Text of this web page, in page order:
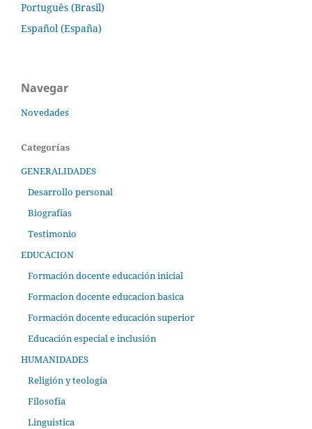
Português (Brasil)
Español (España)
Navegar
Novedades
Categorías
GENERALIDADES
Desarrollo personal
Biografías
Testimonio
EDUCACION
Formación docente educación inicial
Formacion docente educacion basica
Formación docente educación superior
Educación especial e inclusión
HUMANIDADES
Religión y teología
Filosofía
Linguistica